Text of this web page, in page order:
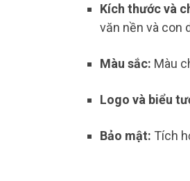
Kích thước và
văn nền và con
Màu sắc: Màu
Logo và biểu
Bảo mật: Tích